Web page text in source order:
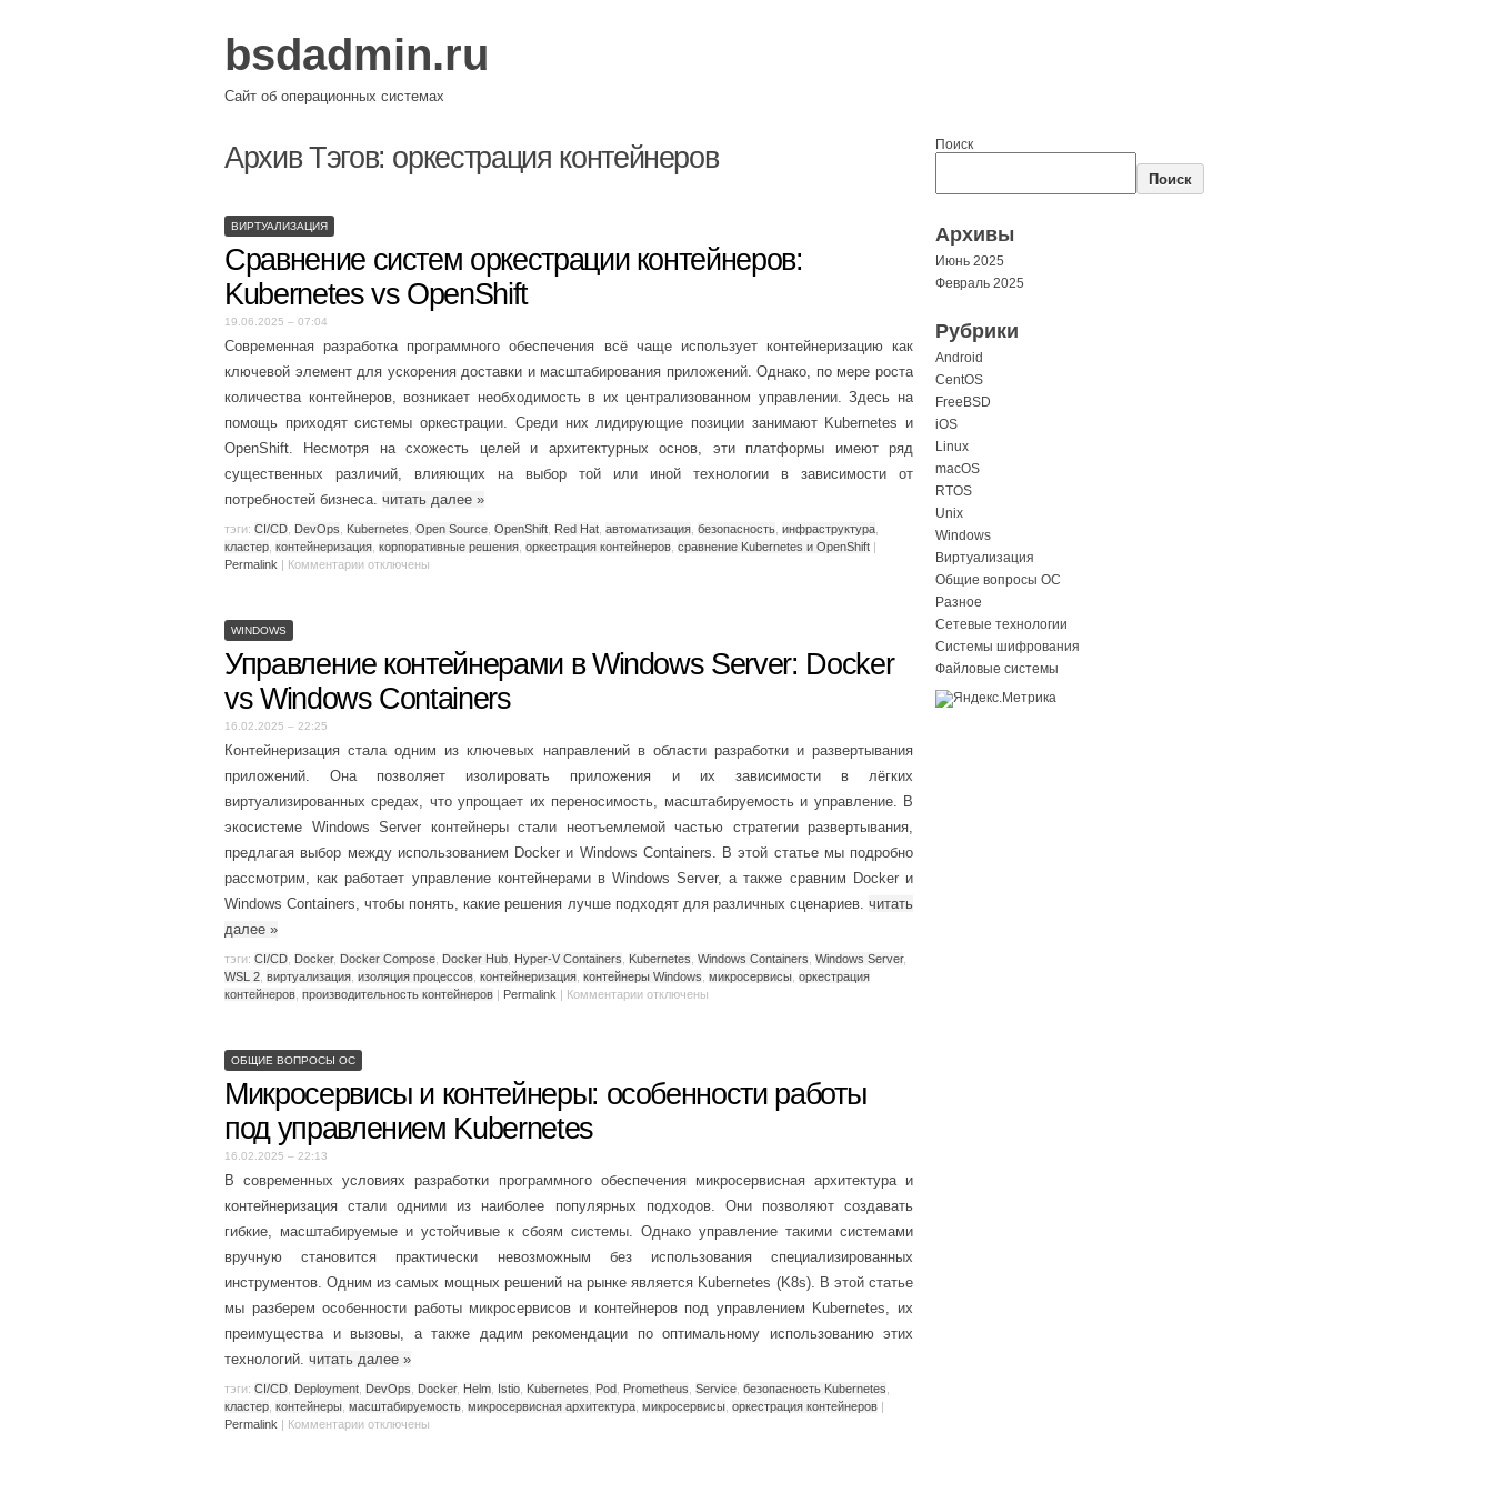
bsdadmin.ru
Сайт об операционных системах
Архив Тэгов: оркестрация контейнеров
ВИРТУАЛИЗАЦИЯ
Сравнение систем оркестрации контейнеров:
Kubernetes vs OpenShift
19.06.2025 – 07:04
Современная разработка программного обеспечения всё чаще использует контейнеризацию как
ключевой элемент для ускорения доставки и масштабирования приложений. Однако, по мере роста
количества контейнеров, возникает необходимость в их централизованном управлении. Здесь на
помощь приходят системы оркестрации. Среди них лидирующие позиции занимают Kubernetes и
OpenShift. Несмотря на схожесть целей и архитектурных основ, эти платформы имеют ряд
существенных различий, влияющих на выбор той или иной технологии в зависимости от
потребностей бизнеса. читать далее »
тэги: CI/CD DevOps Kubernetes Open Source OpenShift Red Hat автоматизация безопасность инфраструктура
кластер контейнеризация корпоративные решения оркестрация контейнеров сравнение Kubernetes и OpenShift |
Permalink | Комментарии отключены
WINDOWS
Управление контейнерами в Windows Server: Docker
vs Windows Containers
16.02.2025 – 22:25
Контейнеризация стала одним из ключевых направлений в области разработки и развертывания
приложений. Она позволяет изолировать приложения и их зависимости в лёгких
виртуализированных средах, что упрощает их переносимость, масштабируемость и управление. В
экосистеме Windows Server контейнеры стали неотъемлемой частью стратегии развертывания,
предлагая выбор между использованием Docker и Windows Containers. В этой статье мы подробно
рассмотрим, как работает управление контейнерами в Windows Server, а также сравним Docker и
Windows Containers, чтобы понять, какие решения лучше подходят для различных сценариев. читать
далее »
тэги: CI/CD Docker, Docker Compose Docker Hub Hyper-V Containers Kubernetes Windows Containers Windows Server,
WSL 2 виртуализация изоляция процессов контейнеризация контейнеры Windows микросервисы оркестрация
контейнеров производительность контейнеров | Permalink | Комментарии отключены
ОБЩИЕ ВОПРОСЫ ОС
Микросервисы и контейнеры: особенности работы
под управлением Kubernetes
16.02.2025 – 22:13
В современных условиях разработки программного обеспечения микросервисная архитектура и
контейнеризация стали одними из наиболее популярных подходов. Они позволяют создавать
гибкие, масштабируемые и устойчивые к сбоям системы. Однако управление такими системами
вручную становится практически невозможным без использования специализированных
инструментов. Одним из самых мощных решений на рынке является Kubernetes (K8s). В этой статье
мы разберем особенности работы микросервисов и контейнеров под управлением Kubernetes, их
преимущества и вызовы, а также дадим рекомендации по оптимальному использованию этих
технологий. читать далее »
тэги: CI/CD Deployment DevOps Docker, Helm Istio Kubernetes Pod Prometheus Service безопасность Kubernetes
кластер контейнеры масштабируемость микросервисная архитектура микросервисы оркестрация контейнеров |
Permalink | Комментарии отключены
Поиск
Поиск
Архивы
Июнь 2025
Февраль 2025
Рубрики
Android
CentOS
FreeBSD
iOS
Linux
macOS
RTOS
Unix
Windows
Виртуализация
Общие вопросы ОС
Разное
Сетевые технологии
Системы шифрования
Файловые системы